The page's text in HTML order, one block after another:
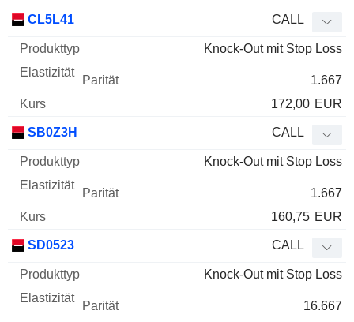
WKN Typ Kurs
CL5L41 CALL
Knock-Out mit Stop Loss
1.667
172,00 EUR
SB0Z3H CALL
Knock-Out mit Stop Loss
1.667
160,75 EUR
SD0523 CALL
Knock-Out mit Stop Loss
16.667